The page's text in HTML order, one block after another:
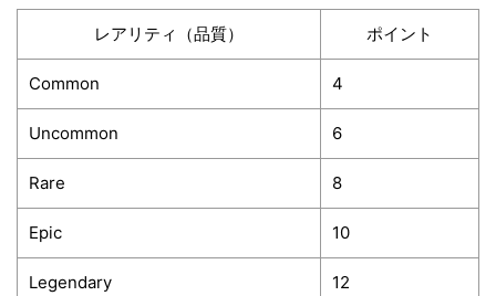
レアリティ（品質） ポイント
Common 4
Uncommon 6
Rare 8
Epic 10
Legendary 12